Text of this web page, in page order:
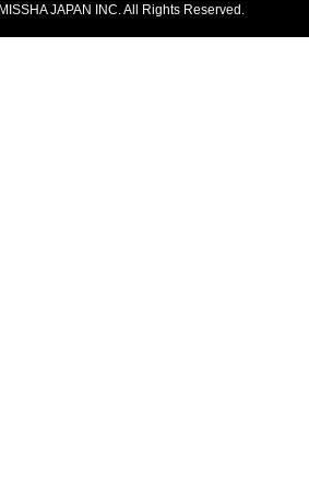
JAPAN INC. All Rights Reserved.